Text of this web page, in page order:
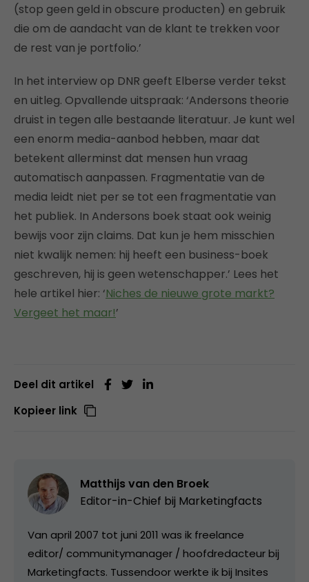
(stop geen geld in obscure producten) en gebruik
die om de aandacht van de klant te trekken voor
de rest van je portfolio.’
In het interview op DNR geeft Elberse verder tekst
en uitleg. Opvallende uitspraak: ‘Andersons theorie
druist in tegen alle bestaande literatuur. Je kunt wel
een enorm media-aanbod hebben, maar dat
betekent allerminst dat mensen hun vraag
automatisch aanpassen. Fragmentatie van de
media leidt niet per se tot een fragmentatie van
het publiek. In Andersons boek staat ook weinig
bewijs voor zijn claims. Dat kun je hem misschien
niet kwalijk nemen: hij heeft een business-boek
geschreven, hij is geen wetenschapper.’ Lees het
hele artikel hier: ‘Niches de nieuwe grote markt?
Vergeet het maar!’
Deel dit artikel
Kopieer link
Matthijs van den Broek
Editor-in-Chief bij Marketingfacts
Van april 2007 tot juni 2011 was ik freelance
editor/ communitymanager / hoofdredacteur bij
Marketingfacts. Tussendoor werkte ik bij Insites